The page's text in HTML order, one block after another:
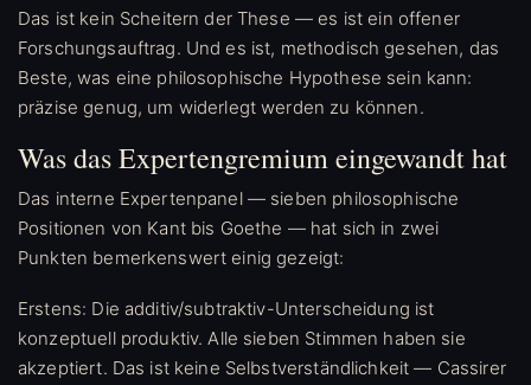
Das ist kein Scheitern der These — es ist ein offener
Forschungsauftrag. Und es ist, methodisch gesehen, das
Beste, was eine philosophische Hypothese sein kann:
präzise genug, um widerlegt werden zu können.
Was das Expertengremium eingewandt hat
Das interne Expertenpanel — sieben philosophische
Positionen von Kant bis Goethe — hat sich in zwei
Punkten bemerkenswert einig gezeigt:
Erstens: Die additiv/subtraktiv-Unterscheidung ist
konzeptuell produktiv. Alle sieben Stimmen haben sie
akzeptiert. Das ist keine Selbstverständlichkeit — Cassirer